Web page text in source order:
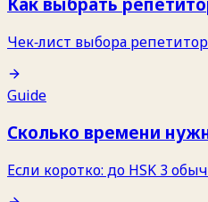
Чек‑лист выбора
Guide
Сколько времени
Если коротко: до HSK 3